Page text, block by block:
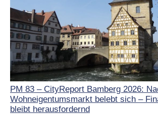
PM 83 – CityReport Bamberg 2026:
Wohneigentumsmarkt belebt sich –
bleibt herausfordernd